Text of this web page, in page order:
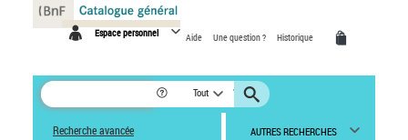
Espace personnel Aide Une question ? Historique
Tout
Recherche avancée AUTRES RECHERCHES
Panneau de gestion des cookies